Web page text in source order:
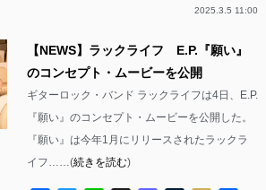
2025.3.5 11:00
【NEWS】ラックライフ E.P.『願い』
のコンセプト・ムービーを公開
ギターロック・バンド ラックライフは4日、E.P.
『願い』のコンセプト・ムービーを公開した。
『願い』は今年1月にリリースされたラックラ
イフ……(続きを読む)